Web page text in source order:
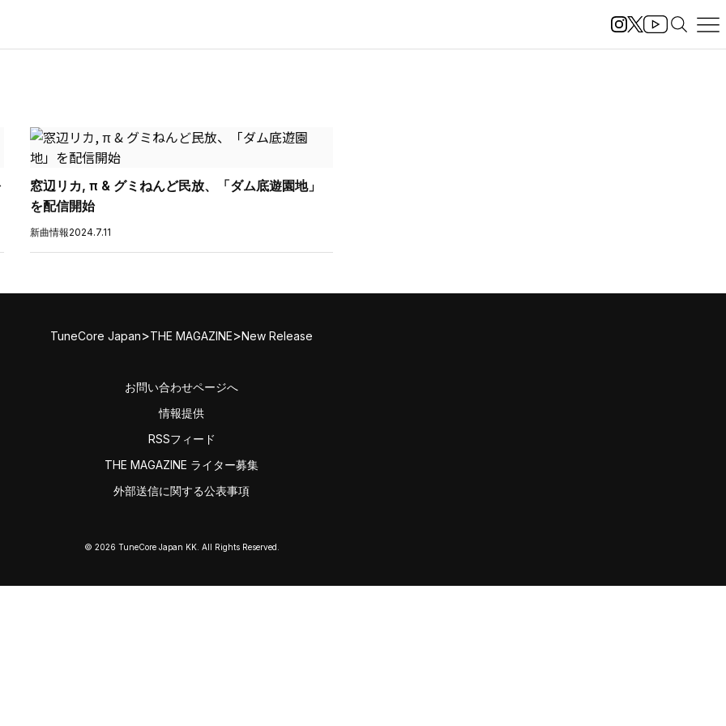
窓辺リカ, π & グミねんど民放、「ダム底遊園地」
を配信開始
新曲情報2024.7.11
TuneCore Japan>THE MAGAZINE>New Release
お問い合わせページへ
情報提供
RSSフィード
THE MAGAZINE ライター募集
外部送信に関する公表事項
© 2026 TuneCore Japan KK. All Rights Reserved.